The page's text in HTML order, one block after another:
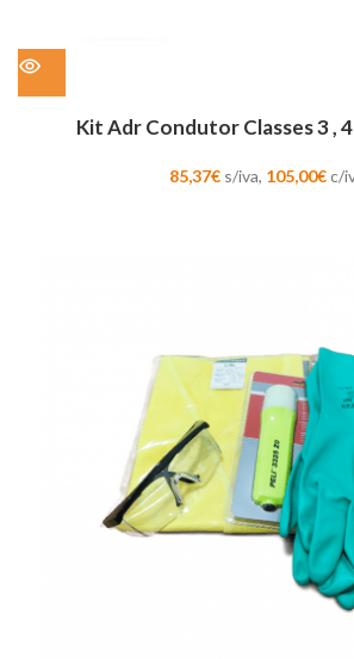
Kit Adr Condutor Classes 3 ,
85,37€ s/iva, 105,00€c/